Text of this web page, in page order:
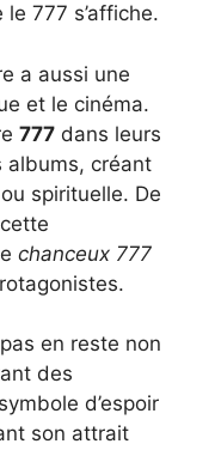
777 s’affiche.
a aussi une
et le cinéma.
777 dans leurs
albums, créant
spirituelle. De
chanceux 777
en reste non
des
d’espoir
son attrait